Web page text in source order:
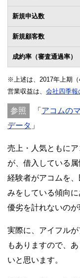
新規申込数
新規顧客数
成約率（審査通過率）
※上述は、2017年上期
営業収益は、 会社四季報
「 アコムの
データ 」
売上・人気ともに
が、借入している
経験者がアコムを
みをしている傾向
優劣を計れないのが
実際に、アイフル
もありますので、
いと思います。